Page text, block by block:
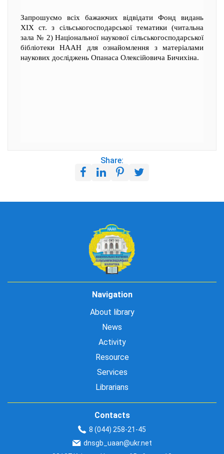
Запрошуємо всіх бажаючих відвідати Фонд видань
XIX ст. з сільськогосподарської тематики (читальна
зала № 2) Національної наукової сільськогосподарської
бібліотеки НААН для ознайомлення з матеріалами
наукових досліджень Опанаса Олексійовича Бичихіна.
Share:
Navigation
About library
News
Activity
Resource
Services
Librarians
Contacts
8 (044) 258-21-45
dnsgb_uaan@ukr.net